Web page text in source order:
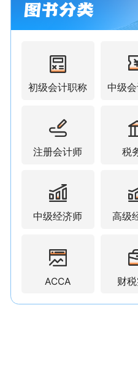
初级会计职称 中级
注册会计师 税
中级经济师 高级
ACCA 财